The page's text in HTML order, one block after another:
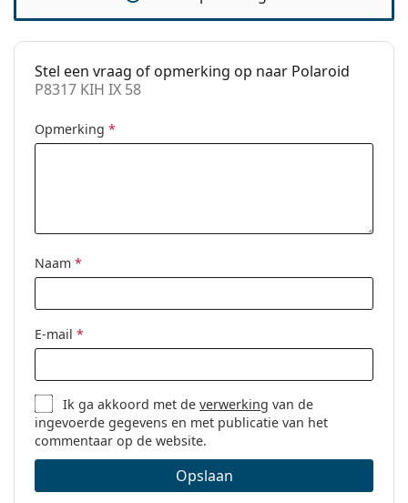
beschikbaar:
Stel een vraag of opmerking op naar Polaroid
P8317 KIH IX 58
Opmerking *
Naam *
E-mail *
Ik ga akkoord met deverwerking van de
ingevoerde gegevens en met publicatie van het
commentaar op de website.
Opslaan